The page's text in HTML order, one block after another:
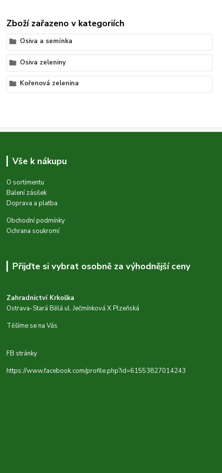
Zboží zařazeno v kategoriích
Osiva a semínka
Osiva zeleniny
Kořenová zelenina
Vše k nákupu
O sortimentu
Balení zásilek
Doprava a platba
Obchodní podmínky
Ochrana soukromí
Přijďte si vybrat osobně za výhodnější ceny
Zahradnictví Krkoška
Ostrava-Stará Bělá ul. Ječmínková X Plzeňská
Těšíme se na Vás
FB stránky
https://www.facebook.com/profile.php?id=61553827014243